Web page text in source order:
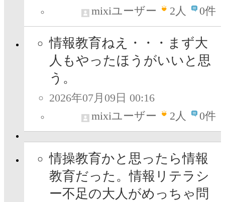
mixiユーザー
2人 0件
情報教育ねえ・・・まず大
人もやったほうがいいと思
う。
2026年07月09日 00:16
mixiユーザー
2人 0件
情操教育かと思ったら情報
教育だった。情報リテラシ
ー不足の大人がめっちゃ問